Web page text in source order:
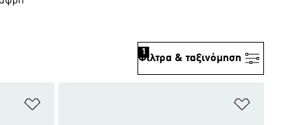
Φίλτρα & ταξινόμηση
1